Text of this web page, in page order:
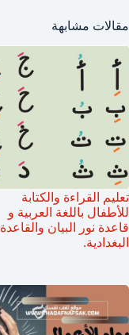
مقالات مشابهة
تعليم القراءة والكتابة
للأطفال باللغة العربية و
قاعدة نور البيان والقاعدة
البغدادية.